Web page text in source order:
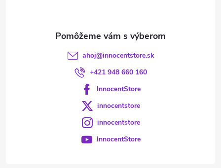
ahoj@innocentstore.sk
+421 948 660 160
InnocentStore
innocentstore
innocentstore
InnocentStore